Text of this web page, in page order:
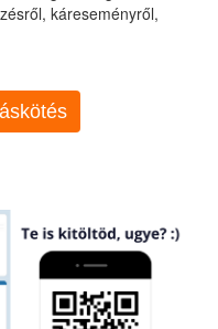
káreseményről,